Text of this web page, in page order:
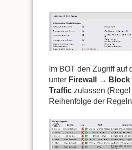
Im BOT den Zugriff auf
unter Firewall →
Traffic zulassen (Regel
Reihenfolge der